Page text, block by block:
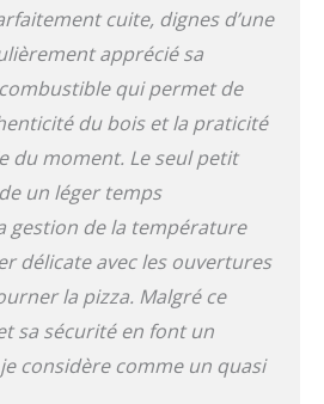
croyons en la qualité.
Enregistrez votre produit
l’achat pour étendre la
garantie constructeur de
1 an à 5 ans.
cuite, dignes d’une
apprécié sa
qui permet de
du bois et la praticité
du moment. Le seul petit
un léger temps
gestion de la température
délicate avec les ouvertures
la pizza. Malgré ce
sa sécurité en font un
considère comme un quasi